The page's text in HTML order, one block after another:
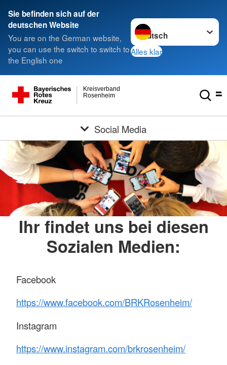
Sie befinden sich auf der
deutschen Website
You are on the German website,
you can use the switch to switch to
the English one
Sprache wechseln zu
Alles klar
Rosenheim
Kreisverband
Social Media
Ihr findet uns bei diesen
Sozialen Medien:
Facebook
https://www.facebook.com/BRKRosenheim/
Instagram
https://www.instagram.com/brkrosenheim/